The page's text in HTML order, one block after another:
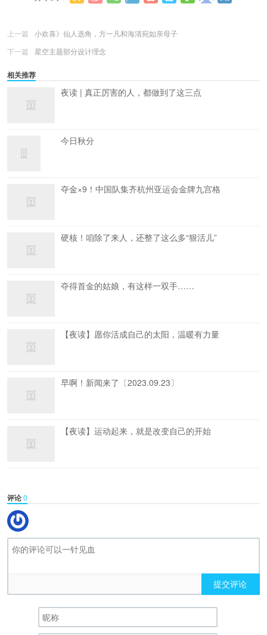
上一篇
小欢喜》仙人选角，方一凡和海清宛如亲母子
下一篇
星空主题部分设计理念
相关推荐
夜读 | 真正厉害的人，都做到了这三点
今日秋分
夺金×9！中国队集齐杭州亚运会金牌九宫格
硬核！咱除了来人，还整了这么多“狠活儿”
夺得首金的姑娘，有这样一双手……
【夜读】愿你活成自己的太阳，温暖有力量
早啊！新闻来了〔2023.09.23〕
【夜读】运动起来，就是改变自己的开始
评论0
提交评论